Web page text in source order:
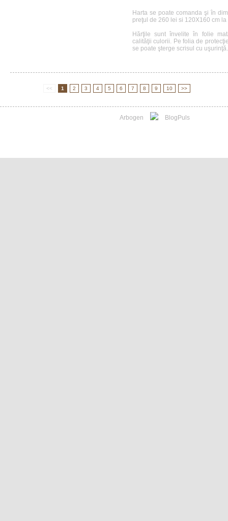
Harta se poate comanda şi în
preţul de 260 lei si 120X160 cm
Hărţile sunt învelite în folie
calităţii culorii. Pe folia de
se poate şterge scrisul cu
<< 1 2 3 4 5 6 7 8 9 10 >>
Arbogen BlogPuls